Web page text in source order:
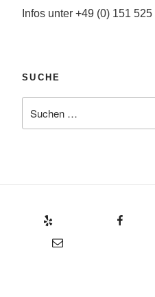
Infos unter +49 (0) 151
SUCHE
nach:
E-Mail